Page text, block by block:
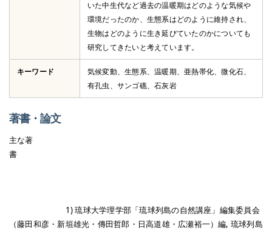
いた中生代など過去の温暖期はどのような気候や
環境だったのか、生態系はどのように維持され、
生物はどのように生き延びていたのかについても
研究してきたいと考えています。
キーワード
気候変動、生態系、温暖期、亜熱帯化、微化石、
有孔虫、サンゴ礁、石灰岩
著書・論文
主な著
書
1) 琉球大学理学部「琉球列島の自然講座」編集委員会
（藤田和彦・新垣雄光・傳田哲郎・日高道雄・広瀬裕一）編, 琉球列島